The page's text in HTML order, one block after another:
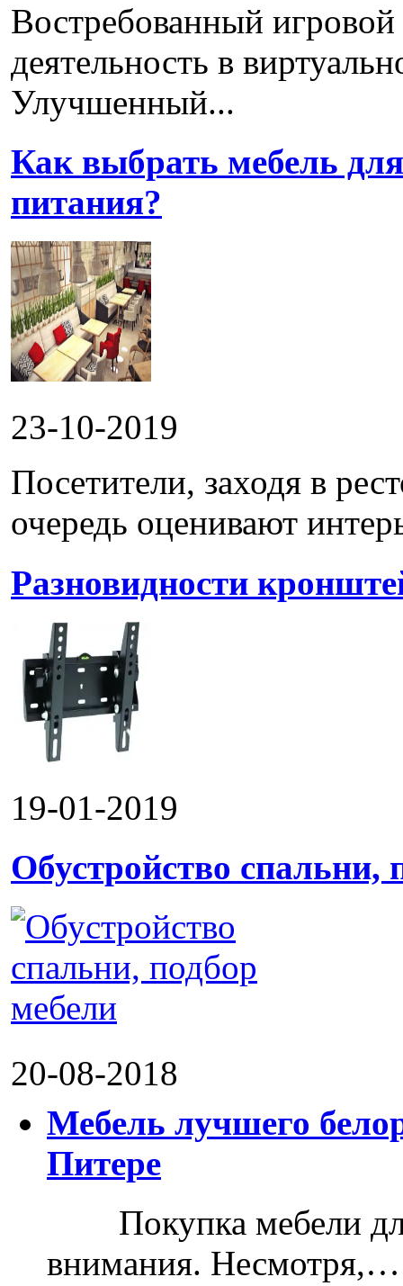
Востребованный
деятельность в
Улучшенный...
Как выбрать мебель
питания?
23-10-2019
Посетители, заходя в
очередь оценивают
Разновидности
19-01-2019
Обустройство спальни,
20-08-2018
Мебель лучшего
Питере
Покупка мебели для
внимания. Несмотря,…